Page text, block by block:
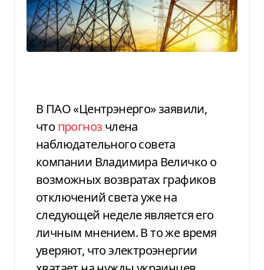
В ПАО «Центрэнерго» заявили,
что прогноз члена
наблюдательного совета
компании Владимира Величко о
возможных возвратах графиков
отключений света уже на
следующей неделе является его
личным мнением. В то же время
уверяют, что электроэнергии